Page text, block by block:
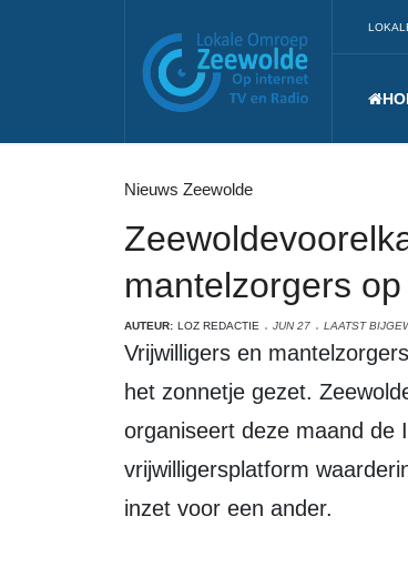
Nieuws Zeewolde
mantelzorgers
AUTEUR: LOZ REDACTIE JUN 27 LAATST
Vrijwilligers en mantelzorgers in de gemeente Zeewolde worden in juli extra in
het zonnetje gezet.
organiseert deze maand de
vrijwilligersplatform
inzet voor een ander.